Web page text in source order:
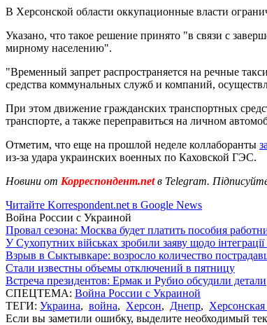
В Херсонской области оккупационные власти
Указано, что такое решение принято "в связи с
мирному населению".
"Временный запрет распространяется на речные
средства коммунальных служб и компаний,
При этом движение гражданских транспортных
транспорте, а также переправиться на личном
Отметим, что еще на прошлой неделе коллаборанты
из-за удара украинских военных по Каховской ГЭС.
Новини от Корреспондент.netв Telegram.
Читайте Korrespondent.net в Google News
Война России с Украиной
Провал сезона: Москва будет платить пособия
У Сухопутних військах зробили заяву щодо інтеграції
Взрыв в Сыктывкаре: возросло количество
Стали известны объемы отключений в пятницу
Встреча президентов: Ермак и Рубио обсудили детали
СПЕЦТЕМА: Война России с Украиной
ТЕГИ: Украина, война, Херсон, Днепр, Херсонская
Если вы заметили ошибку, выделите необходимый